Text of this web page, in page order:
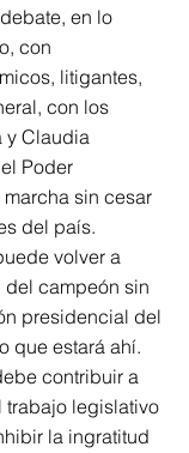
en lo
con
litigantes,
con los
y Claudia
Poder
sin cesar
del país.
volver a
campeón sin
presidencial del
que estará ahí.
contribuir a
trabajo legislativo
la ingratitud